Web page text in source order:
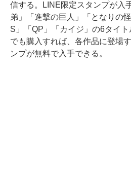
信する。LINE限定スタンプが入
弟」「進撃の巨人」「となりの
S」「QP」「カイジ」の6タイ
でも購入すれば、各作品に登場
ンプが無料で入手できる。